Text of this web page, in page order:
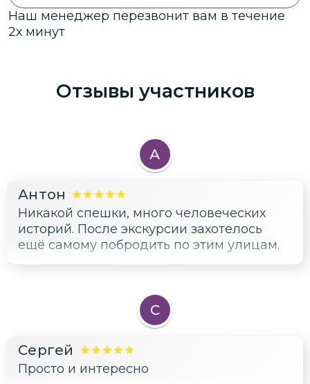
Наш менеджер перезвонит вам в течение
2х минут
Отзывы участников
А
Антон
Никакой спешки, много человеческих
историй. После экскурсии захотелось
ещё самому побродить по этим улицам.
С
Сергей
Просто и интересно